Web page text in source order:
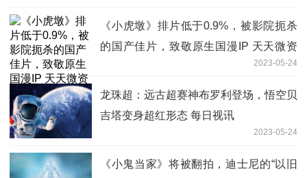
《小虎墩》排片低于0.9%，被影院扼杀
的国产佳片，致敬原生国漫IP 天天微资
2023-05-24
龙珠超：远古超赛神布罗利登场，悟空贝
吉塔变身超红形态 每日视讯
2023-05-24
《小鬼当家》将被翻拍，迪士尼的“以旧